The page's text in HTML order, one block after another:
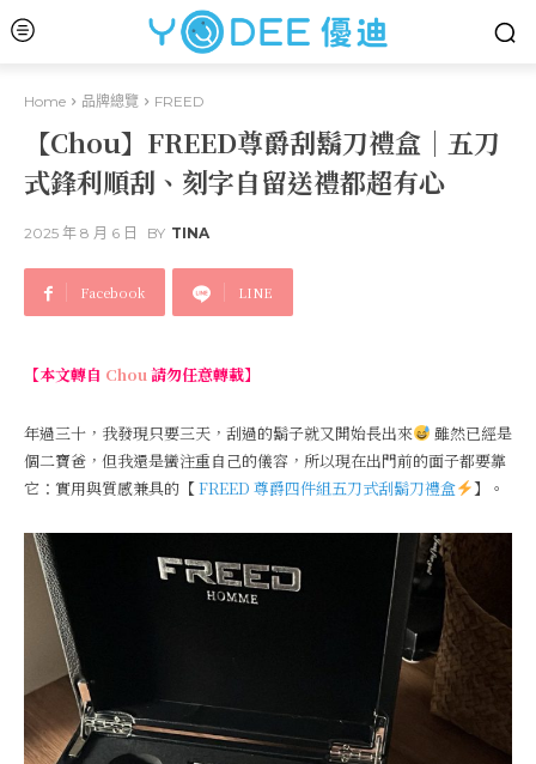
Home 品牌總覽 FREED
【Chou】FREED尊爵刮鬍刀禮盒｜五刀
式鋒利順刮、刻字自留送禮都超有心
2025 年 8 月 6 日 BY TINA
Facebook LINE
【本文轉自 Chou請勿任意轉載】
年過三十，我發現只要三天，刮過的鬍子就又開始長出來
雖然已經是
個二寶爸，但我還是蠻注重自己的儀容，所以現在出門前的面子都要靠
它：實用與質感兼具的【FREED 尊爵四件組五刀式刮鬍刀禮盒 】。